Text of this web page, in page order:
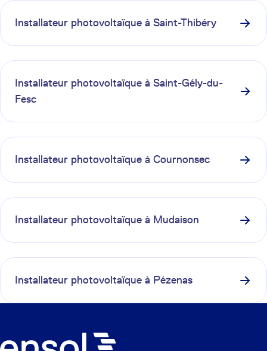
Installateur photovoltaïque à Saint-Thibéry
Installateur photovoltaïque à Saint-Gély-du-
Fesc
Installateur photovoltaïque à Cournonsec
Installateur photovoltaïque à Mudaison
Installateur photovoltaïque à Pézenas